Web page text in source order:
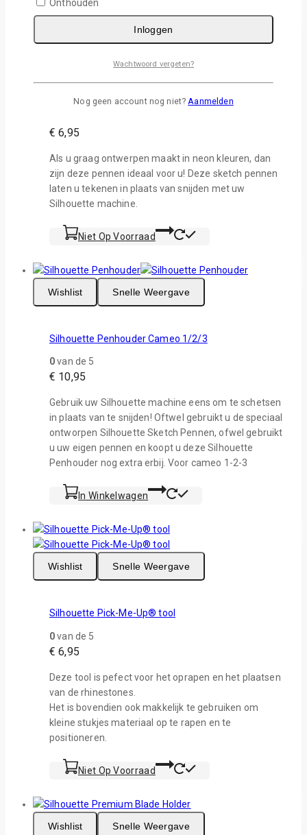
€ 6,95
Als u graag ontwerpen maakt in neon kleuren, dan
zijn deze pennen ideaal voor u! Deze sketch pennen
laten u tekenen in plaats van snijden met uw
Silhouette machine.
Niet Op Voorraad
Wishlist Snelle Weergave
Silhouette Penhouder Cameo 1/2/3
0van de 5
€ 10,95
Gebruik uw Silhouette machine eens om te schetsen
in plaats van te snijden! Oftwel gebruikt u de speciaal
ontworpen Silhouette Sketch Pennen, ofwel gebruikt
u uw eigen pennen en koopt u deze Silhouette
Penhouder nog extra erbij. Voor cameo 1-2-3
In Winkelwagen
Wishlist Snelle Weergave
Silhouette Pick-Me-Up® tool
0van de 5
€ 6,95
Deze tool is pefect voor het oprapen en het plaatsen
van de rhinestones.
Het is bovendien ook makkelijk te gebruiken om
kleine stukjes materiaal op te rapen en te
positioneren.
Niet Op Voorraad
Wishlist Snelle Weergave
Onthouden
Inloggen
Wachtwoord vergeten?
Nog geen account nog niet?Aanmelden